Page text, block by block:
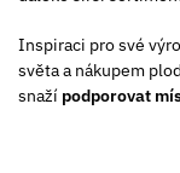
Inspiraci pro své
světa a nákupem
snaží podporovat